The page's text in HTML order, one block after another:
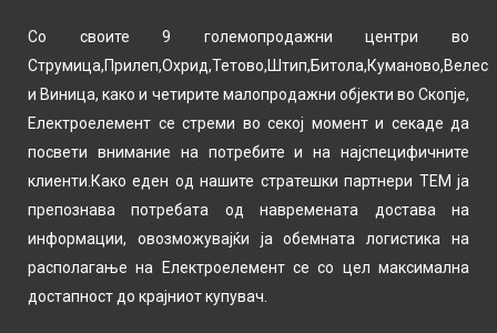
Со своите 9 големопродажни центри во
Струмица,Прилеп,Охрид,Тетово,Штип,Битола,Куманово,Велес
и Виница, како и четирите малопродажни објекти во Скопје,
Електроелемент се стреми во секој момент и секаде да
посвети внимание на потребите и на најспецифичните
клиенти.Како еден од нашите стратешки партнери ТЕМ ја
препознава потребата од навремената достава на
информации, овозможувајќи ja обемната логистика на
располагање на Електроелемент се со цел максимална
достапност до крајниот купувач.